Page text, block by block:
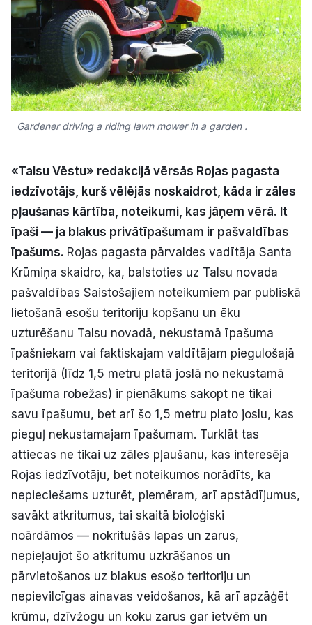
Bizness
Video
Vieta
Sludinājumi
Pasākumi
Reklāma
Politiskā reklāma
Par mums
Kontakti
Ziņo redakcijai
Facebook Instagram YouTube
E-avīze Abonē
Gardener driving a riding lawn mower in a garden .
«Talsu Vēstu» redakcijā vērsās Rojas pagasta
iedzīvotājs, kurš vēlējās noskaidrot, kāda ir zāles
pļaušanas kārtība, noteikumi, kas jāņem vērā. It
īpaši — ja blakus privātīpašumam ir pašvaldības
īpašums. Rojas pagasta pārvaldes vadītāja Santa
Krūmiņa skaidro, ka, balstoties uz Talsu novada
pašvaldības Saistošajiem noteikumiem par publiskā
lietošanā esošu teritoriju kopšanu un ēku
uzturēšanu Talsu novadā, nekustamā īpašuma
īpašniekam vai faktiskajam valdītājam piegulošajā
teritorijā (līdz 1,5 metru platā joslā no nekustamā
īpašuma robežas) ir pienākums sakopt ne tikai
savu īpašumu, bet arī šo 1,5 metru plato joslu, kas
pieguļ nekustamajam īpašumam. Turklāt tas
attiecas ne tikai uz zāles pļaušanu, kas interesēja
Rojas iedzīvotāju, bet noteikumos norādīts, ka
nepieciešams uzturēt, piemēram, arī apstādījumus,
savākt atkritumus, tai skaitā bioloģiski
noārdāmos — nokritušās lapas un zarus,
nepieļaujot šo atkritumu uzkrāšanos un
pārvietošanos uz blakus esošo teritoriju un
nepievilcīgas ainavas veidošanos, kā arī apzāģēt
krūmu, dzīvžogu un koku zarus gar ietvēm un